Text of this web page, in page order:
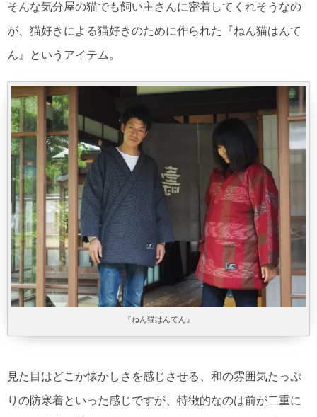
そんな気分屋の猫でも飼い主さんに密着してくれそうなの
が、猫好きによる猫好きのために作られた『ねん猫はんて
ん』というアイテム。
『ねん猫はんてん』
見た目はどこか懐かしさを感じさせる、和の雰囲気たっぷ
りの防寒着といった感じですが、特徴的なのは前が二重に